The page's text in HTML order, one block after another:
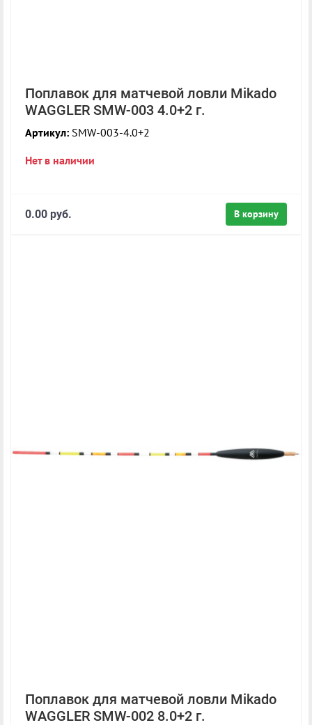
Поплавок для матчевой ловли Mikado
WAGGLER SMW-003 4.0+2 г.
Артикул: SMW-003-4.0+2
Нет в наличии
В корзину
0.00 руб.
Поплавок для матчевой ловли Mikado
WAGGLER SMW-002 8.0+2 г.